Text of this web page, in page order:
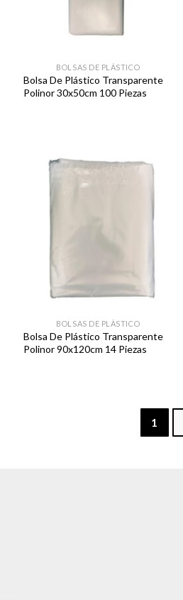
BOLSAS DE PLÁSTICO
Bolsa De Plástico Transparente
Polinor 30x50cm 100 Piezas
BOLSAS DE PLÁSTICO
Bolsa De Plástico Transparente
Polinor 90x120cm 14 Piezas
1